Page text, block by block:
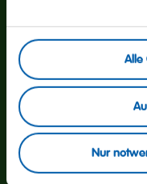
Alle
Nur
Eiweiß